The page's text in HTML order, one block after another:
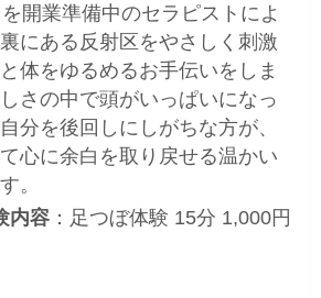
を開業準備中のセラピストによ
にある反射区をやさしく刺激
体をゆるめるお手伝いをしま
さの中で頭がいっぱいになっ
分を後回しにしがちな方が、
心に余白を取り戻せる温かい
。
内容 ：足つぼ体験 15分 1,000円